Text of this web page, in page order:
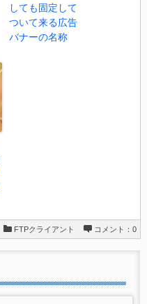
しても固定して
ついて来る広告
バナーの名称
FTPクライアント コメント：0